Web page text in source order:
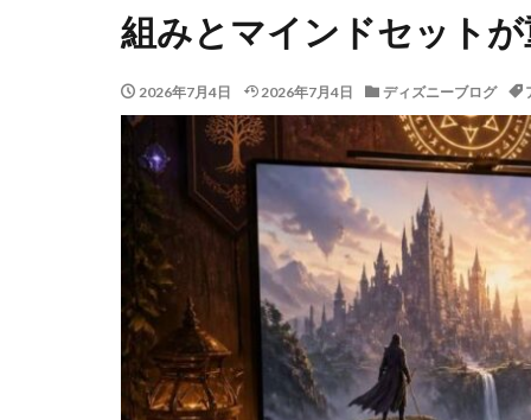
組みとマインドセット
2026年7月4日 2026年7月4日 ディズニーブログ